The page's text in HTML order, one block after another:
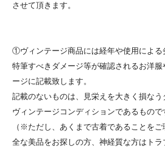
させて頂きます。
①ヴィンテージ商品には経年や使用による
特筆すべきダメージ等が確認されるお洋
ージに記載致します。
記載のないものは、見栄えを大きく損な
ヴィンテージコンディションであるもので
（※ただし、あくまで古着であることを
全な美品をお探しの方、神経質な方はト